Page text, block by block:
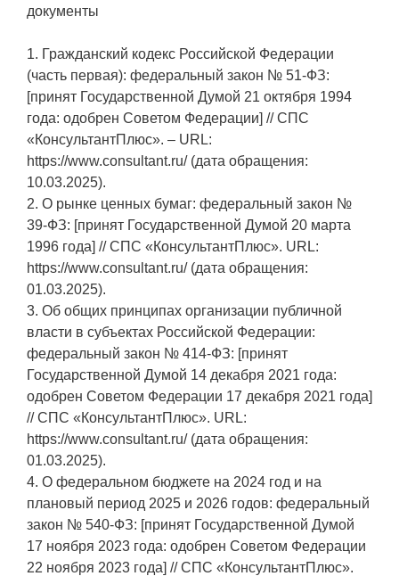
документы
1. Гражданский кодекс Российской Федерации
(часть первая): федеральный закон № 51-ФЗ:
[принят Государственной Думой 21 октября 1994
года: одобрен Советом Федерации] // СПС
«КонсультантПлюс». – URL:
https://www.consultant.ru/ (дата обращения:
10.03.2025).
2. О рынке ценных бумаг: федеральный закон №
39-ФЗ: [принят Государственной Думой 20 марта
1996 года] // СПС «КонсультантПлюс». URL:
https://www.consultant.ru/ (дата обращения:
01.03.2025).
3. Об общих принципах организации публичной
власти в субъектах Российской Федерации:
федеральный закон № 414-ФЗ: [принят
Государственной Думой 14 декабря 2021 года:
одобрен Советом Федерации 17 декабря 2021 года]
// СПС «КонсультантПлюс». URL:
https://www.consultant.ru/ (дата обращения:
01.03.2025).
4. О федеральном бюджете на 2024 год и на
плановый период 2025 и 2026 годов: федеральный
закон № 540-ФЗ: [принят Государственной Думой
17 ноября 2023 года: одобрен Советом Федерации
22 ноября 2023 года] // СПС «КонсультантПлюс».